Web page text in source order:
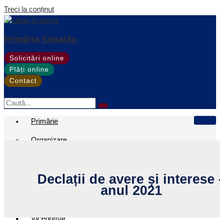
Treci la conținut
Primăria Suharău
Solicitări online
Plăți online
Contact
Primărie
Organizare
Declații de avere și interese
anul 2021